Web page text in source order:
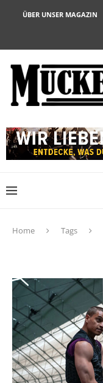
ÜBER UNSER MAGAZIN
Home Tags